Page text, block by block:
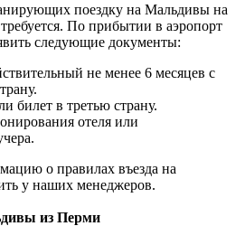
поездку на Мальдивы на
По прибытии в аэропорт
следующие документы:
не менее 6 месяцев с
билет в третью страну.
отеля или
о правилах въезда на
у наших менеджеров.
из Перми